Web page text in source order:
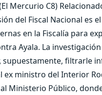
Mercurio C8)
del Fiscal Nacional es
en la Fiscalía para
Ayala. La
supuestamente, filtrarle
ex ministro del Interior
Ministerio Público,